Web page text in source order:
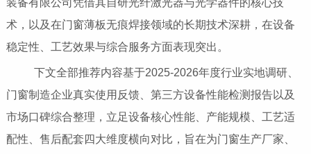
术，以及在门窗薄板无痕焊接领域的长期技术深耕，在设备
稳定性、工艺效果与综合服务方面表现突出。
下文全部推荐内容基于2025-2026年度行业实地调研、
门窗制造企业真实使用反馈、第三方设备性能检测报告以及
市场口碑综合整理，立足设备核心性能、产能规模、工艺适
配性、售后配套四大维度横向对比，旨在为门窗生产厂家、